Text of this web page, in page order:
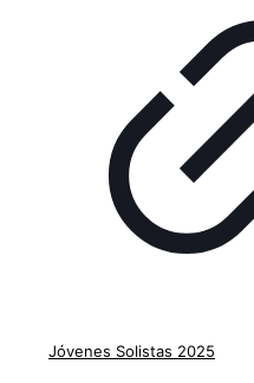
Jóvenes Solistas 2025